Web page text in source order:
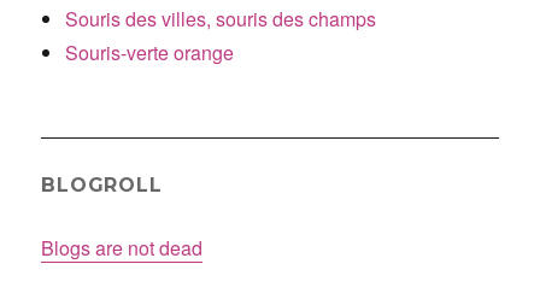
Souris des villes, souris des champs
Souris-verte orange
BLOGROLL
Blogs are not dead